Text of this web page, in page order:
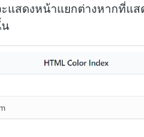
แสดงหน้าแยกต่างหากที่แส
น